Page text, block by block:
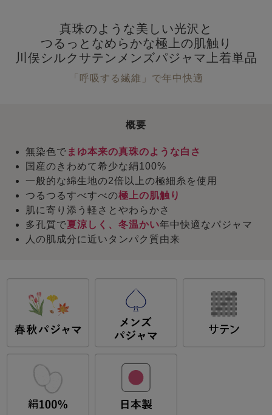
真珠のような美しい光沢と
つるっとなめらかな極上の肌触り
川俣シルクサテンメンズパジャマ上着単品
「呼吸する繊維」で年中快適
概要
無染色で まゆ本来の真珠のような白さ
国産のきわめて希少な絹100%
一般的な綿生地の2倍以上の極細糸を使用
つるつるすべすべの極上の肌触り
肌に寄り添う軽さとやわらかさ
多孔質で夏涼しく、冬温かい年中快適なパジャマ
人の肌成分に近いタンパク質由来